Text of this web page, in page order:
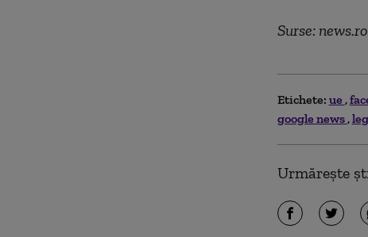
Surse: news.ro
Etichete: ue
google news
Urmărește